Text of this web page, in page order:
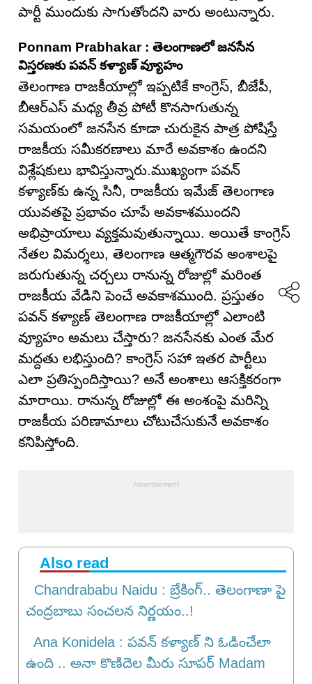
పార్టీ ముందుకు సాగుతోందని వారు అంటున్నారు.
Ponnam Prabhakar : తెలంగాణలో జనసేన
విస్తరణకు పవన్ కళ్యాణ్ వ్యూహం
తెలంగాణ రాజకీయాల్లో ఇప్పటికే కాంగ్రెస్, బీజేపీ,
బీఆర్ఎస్ మధ్య తీవ్ర పోటీ కొనసాగుతున్న
సమయంలో జనసేన కూడా చురుకైన పాత్ర పోషిస్తే
రాజకీయ సమీకరణాలు మారే అవకాశం ఉందని
విశ్లేషకులు భావిస్తున్నారు.ముఖ్యంగా పవన్
కళ్యాణ్‌కు ఉన్న సినీ, రాజకీయ ఇమేజ్ తెలంగాణ
యువతపై ప్రభావం చూపే అవకాశముందని
అభిప్రాయాలు వ్యక్తమవుతున్నాయి. అయితే కాంగ్రెస్
నేతల విమర్శలు, తెలంగాణ ఆత్మగౌరవ అంశాలపై
జరుగుతున్న చర్చలు రానున్న రోజుల్లో మరింత
రాజకీయ వేడిని పెంచే అవకాశముంది. ప్రస్తుతం
పవన్ కళ్యాణ్ తెలంగాణ రాజకీయాల్లో ఎలాంటి
వ్యూహం అమలు చేస్తారు? జనసేనకు ఎంత మేర
మద్దతు లభిస్తుంది? కాంగ్రెస్ సహా ఇతర పార్టీలు
ఎలా ప్రతిస్పందిస్తాయి? అనే అంశాలు ఆసక్తికరంగా
మారాయి. రానున్న రోజుల్లో ఈ అంశంపై మరిన్ని
రాజకీయ పరిణామాలు చోటుచేసుకునే అవకాశం
కనిపిస్తోంది.
Also read
Chandrababu Naidu : బ్రేకింగ్.. తెలంగాణా పై
చంద్రబాబు సంచలన నిర్ణయం..!
Ana Konidela : పవన్ కళ్యాణ్ ని ఓడించేలా
ఉంది .. అనా కొణిదెల మీరు సూపర్ Madam